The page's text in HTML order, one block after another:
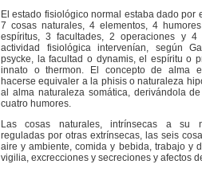
El estado fisiológico normal estaba dado por
7 cosas naturales, 4 elementos, 4
espíritus, 3 facultades, 2 operaciones y 4
actividad fisiológica intervenían, según
psycke, la facultad o dynamis, el espíritu o
innato o thermon. El concepto de alma
hacerse equivaler a la phisis o naturaleza
al alma naturaleza somática, derivándola
cuatro humores.
Las cosas naturales, intrínsecas a su
reguladas por otras extrínsecas, las seis
aire y ambiente, comida y bebida, trabajo y
vigilia, excrecciones y secreciones y afectos